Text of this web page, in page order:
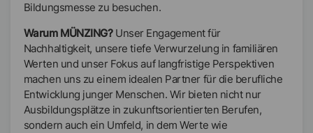
Bildungsmesse zu besuchen.
Warum MÜNZING?Unser Engagement für
Nachhaltigkeit, unsere tiefe Verwurzelung in familiären
Werten und unser Fokus auf langfristige Perspektiven
machen uns zu einem idealen Partner für die berufliche
Entwicklung junger Menschen. Wir bieten nicht nur
Ausbildungsplätze in zukunftsorientierten Berufen,
sondern auch ein Umfeld, in dem Werte wie